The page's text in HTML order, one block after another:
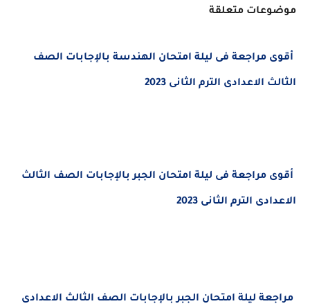
موضوعات متعلقة
أقوى مراجعة فى ليلة امتحان الهندسة بالإجابات الصف
الثالث الاعدادى الترم الثانى 2023
أقوى مراجعة فى ليلة امتحان الجبر بالإجابات الصف الثالث
الاعدادى الترم الثانى 2023
مراجعة ليلة امتحان الجبر بالإجابات الصف الثالث الاعدادى